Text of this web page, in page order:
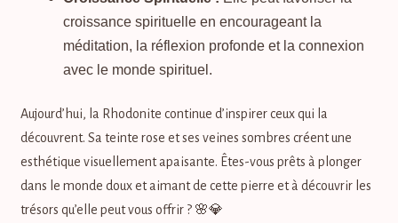
croissance spirituelle en encourageant la
méditation, la réflexion profonde et la connexion
avec le monde spirituel.
Aujourd’hui, la Rhodonite continue d’inspirer ceux qui la
découvrent. Sa teinte rose et ses veines sombres créent une
esthétique visuellement apaisante. Êtes-vous prêts à plonger
dans le monde doux et aimant de cette pierre et à découvrir les
trésors qu’elle peut vous offrir ? 🌸💎